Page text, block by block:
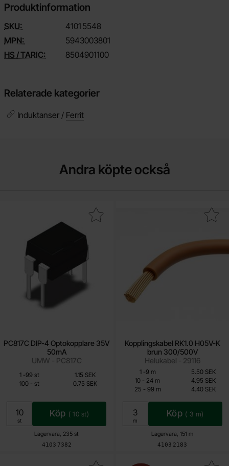
Produktinformation
SKU: 4101 5548
MPN:
5943003801
HS / TARIC:
8504901100
Relaterade kategorier
Induktanser / Ferrit
Andra köpte också
PC817C DIP-4 Optokopplare 35V
50mA
UMW - PC817C
Art. nr
4103 7382
Lagervara, 235 st
Enhet:
st
Köp ( 10 st)
pC817C DIP-4 Optokopplare 35V 50mA som favorit
Mängdrabatt
Pris /st
1 -till
99 st
1.15 SEK
100 -tillst 0.75 SEK
Kopplingskabel RK1.0 H05V-K
brun 300/500V
Helukabel - 29116
Art. nr
4103 2183
Lagervara, 151 m
3.85 SEK
Inklusive 25% moms
Enhet:
m
Köp ( 3 m)
Makera kopplingskabel RK1.0
Mängdrabatt
Pris /m
1 -till
9 m
5.50 SEK
10 - till
24 m
4.95 SEK
25 -till99 m 4.40 SEK